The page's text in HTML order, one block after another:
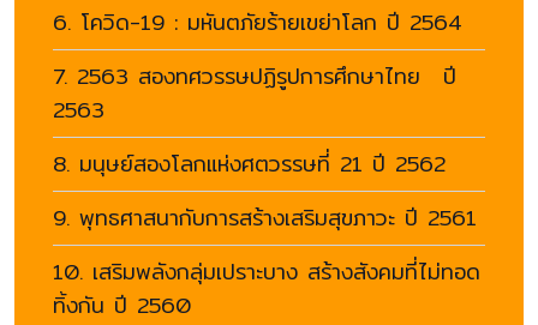
6. โควิด-19 : มหันตภัยร้ายเขย่าโลก ปี 2564
7. 2563 สองทศวรรษปฏิรูปการศึกษาไทย ปี
2563
8. มนุษย์สองโลกแห่งศตวรรษที่ 21 ปี 2562
9. พุทธศาสนากับการสร้างเสริมสุขภาวะ ปี 2561
10. เสริมพลังกลุ่มเปราะบาง สร้างสังคมที่ไม่ทอด
ทิ้งกัน ปี 2560